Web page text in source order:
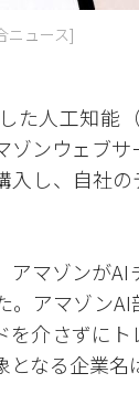
ニュース]
た人工知能
ゾンウェブ
入し、自社
アマゾンが
。アマゾン
を介さずに
なる企業名